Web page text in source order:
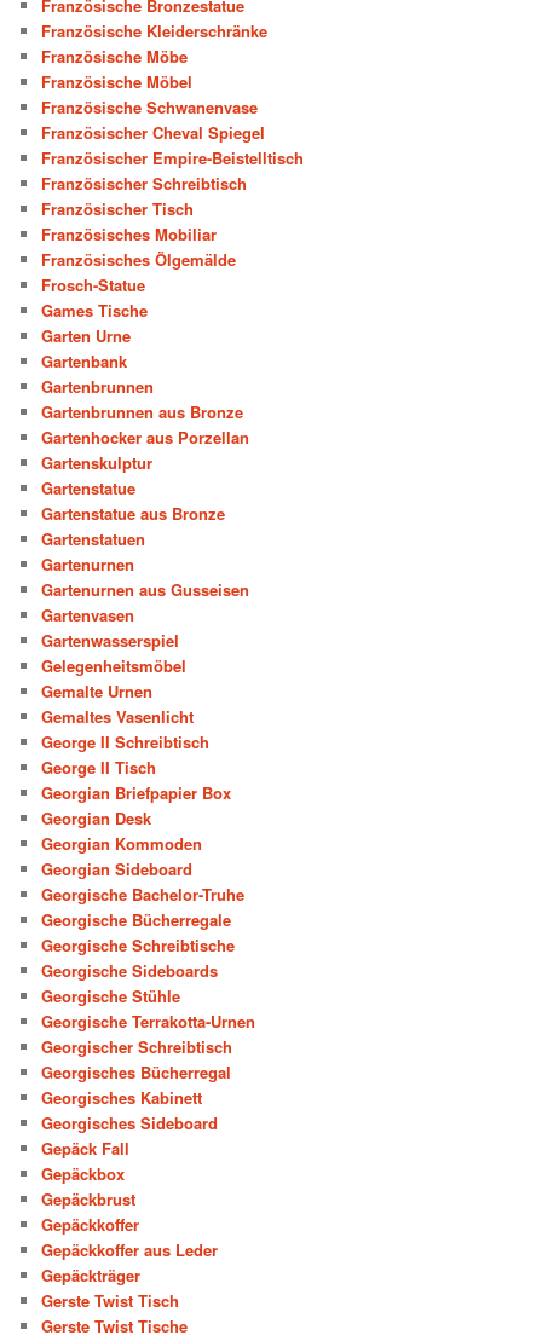
Französische Bronzestatue
Französische Kleiderschränke
Französische Möbe
Französische Möbel
Französische Schwanenvase
Französischer Cheval Spiegel
Französischer Empire-Beistelltisch
Französischer Schreibtisch
Französischer Tisch
Französisches Mobiliar
Französisches Ölgemälde
Frosch-Statue
Games Tische
Garten Urne
Gartenbank
Gartenbrunnen
Gartenbrunnen aus Bronze
Gartenhocker aus Porzellan
Gartenskulptur
Gartenstatue
Gartenstatue aus Bronze
Gartenstatuen
Gartenurnen
Gartenurnen aus Gusseisen
Gartenvasen
Gartenwasserspiel
Gelegenheitsmöbel
Gemalte Urnen
Gemaltes Vasenlicht
George II Schreibtisch
George II Tisch
Georgian Briefpapier Box
Georgian Desk
Georgian Kommoden
Georgian Sideboard
Georgische Bachelor-Truhe
Georgische Bücherregale
Georgische Schreibtische
Georgische Sideboards
Georgische Stühle
Georgische Terrakotta-Urnen
Georgischer Schreibtisch
Georgisches Bücherregal
Georgisches Kabinett
Georgisches Sideboard
Gepäck Fall
Gepäckbox
Gepäckbrust
Gepäckkoffer
Gepäckkoffer aus Leder
Gepäckträger
Gerste Twist Tisch
Gerste Twist Tische